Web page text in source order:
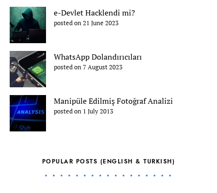
e-Devlet Hacklendi mi?
posted on 21 June 2023
WhatsApp Dolandırıcıları
posted on 7 August 2023
Manipüle Edilmiş Fotoğraf Analizi
posted on 1 July 2013
POPULAR POSTS (ENGLISH & TURKISH)